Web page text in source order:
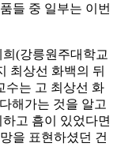
들 중 일부는 이번
(강릉원주대학교
최상선 화백의 뒤
수는 고 최상선 화
해가는 것을 알고
고 흠이 있었다면
을 표현하셨던 건